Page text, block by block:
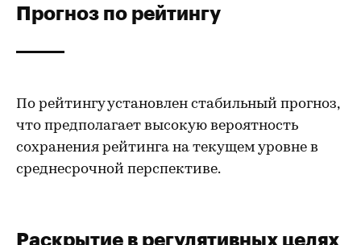
Прогноз по рейтингу
По рейтингу установлен стабильный прогноз,
что предполагает высокую вероятность
сохранения рейтинга на текущем уровне в
среднесрочной перспективе.
Раскрытие в регулятивных целях